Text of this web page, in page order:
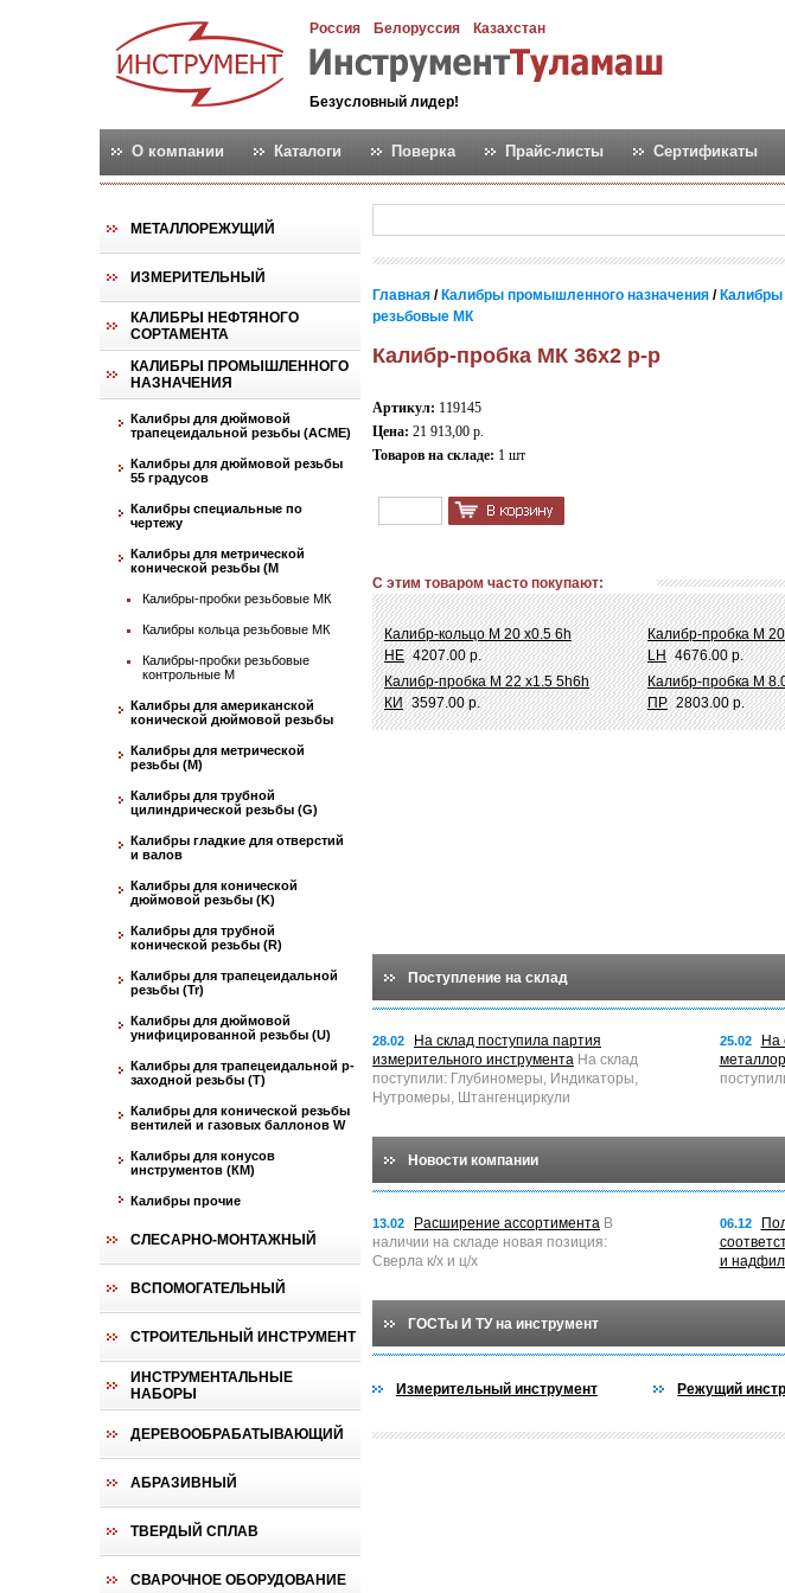
Россия Белоруссия Казахстан
Безусловный лидер!
О компании Каталоги Поверка Прайс-листы Сертификаты
МЕТАЛЛОРЕЖУЩИЙ
ИЗМЕРИТЕЛЬНЫЙ
КАЛИБРЫ НЕФТЯНОГО
СОРТАМЕНТА
КАЛИБРЫ ПРОМЫШЛЕННОГО
НАЗНАЧЕНИЯ
Калибры для дюймовой
трапецеидальной резьбы (АСМЕ)
Калибры для дюймовой резьбы
55 градусов
Калибры специальные по
чертежу
Калибры для метрической
конической резьбы (М
Калибры-пробки резьбовые МК
Калибры кольца резьбовые МК
Калибры-пробки резьбовые
контрольные М
Калибры для американской
конической дюймовой резьбы
Калибры для метрической
резьбы (М)
Калибры для трубной
цилиндрической резьбы (G)
Калибры гладкие для отверстий
и валов
Калибры для конической
дюймовой резьбы (K)
Калибры для трубной
конической резьбы (R)
Калибры для трапецеидальной
резьбы (Tr)
Калибры для дюймовой
унифицированной резьбы (U)
Калибры для трапецеидальной p-
заходной резьбы (T)
Калибры для конической резьбы
вентилей и газовых баллонов W
Калибры для конусов
инструментов (КМ)
Калибры прочие
СЛЕСАРНО-МОНТАЖНЫЙ
ВСПОМОГАТЕЛЬНЫЙ
СТРОИТЕЛЬНЫЙ ИНСТРУМЕНТ
ИНСТРУМЕНТАЛЬНЫЕ
НАБОРЫ
ДЕРЕВООБРАБАТЫВАЮЩИЙ
АБРАЗИВНЫЙ
ТВЕРДЫЙ СПЛАВ
СВАРОЧНОЕ ОБОРУДОВАНИЕ
Главная / Калибры промышленного назначения / Калибры
резьбовые МК
Калибр-пробка МК 36х2 р-р
Артикул: 119145
Цена: 21 913,00 р.
Товаров на складе: 1 шт
С этим товаром часто покупают:
Калибр-кольцо М 20 х0.5 6h
НЕ 4207.00 р.
Калибр-пробка М
LH 4676.00 р.
Калибр-пробка М 22 х1.5 5h6h
КИ 3597.00 р.
Калибр-пробка М
ПР 2803.00 р.
Поступление на склад
28.02
На склад поступила партия
измерительного инструмента На склад
поступили: Глубиномеры, Индикаторы,
Нутромеры, Штангенциркули
25.02
На
Новости компании
13.02 Расширение ассортимента В
наличии на складе новая позиция:
Сверла к/х и ц/х
06.12
и
ГОСТы И ТУ на инструмент
Измерительный инструмент Режущий